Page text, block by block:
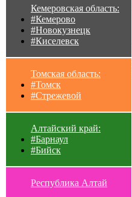
Кемеровская область:
#Кемерово
#Новокузнецк
#Киселевск
Томская область:
#Томск
#Стрежевой
Алтайский край:
#Барнаул
#Бийск
Республика Алтай